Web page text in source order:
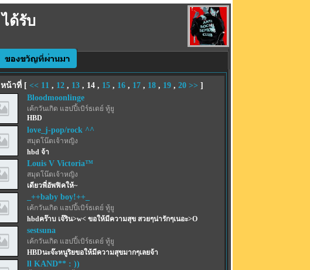
ได้รับ
หน้าที่ [ << 11 , 12, 13, 14, 15, 16, 17, 18, 19, 20 >> ]
Bloodmoonlinge
เค้กวันเกิด แฮปปี้เบิร์ธเดย์ ทู้ยู
HBD
love_j-pop/rock ^^
สมุดโน๊ตเจ้าหญิง
hbd จ้า
Louis V Victoria™
สมุดโน๊ตเจ้าหญิง
เดียวพี่อัพฟิคให้~
_++baby boy!++_
เค้กวันเกิด แฮปปี้เบิร์ธเดย์ ทู้ยู
hbdคร๊าบ เจ๊ริน>w< ขอให้มีความสุข สวยๆน่ารักๆเนอะ>O
sestsuna
เค้กวันเกิด แฮปปี้เบิร์ธเดย์ ทู้ยู
HBDนะจ๊ะหนูริยขอให้มีความสุขมากๆเลยจ้า
ll KAND** : ))